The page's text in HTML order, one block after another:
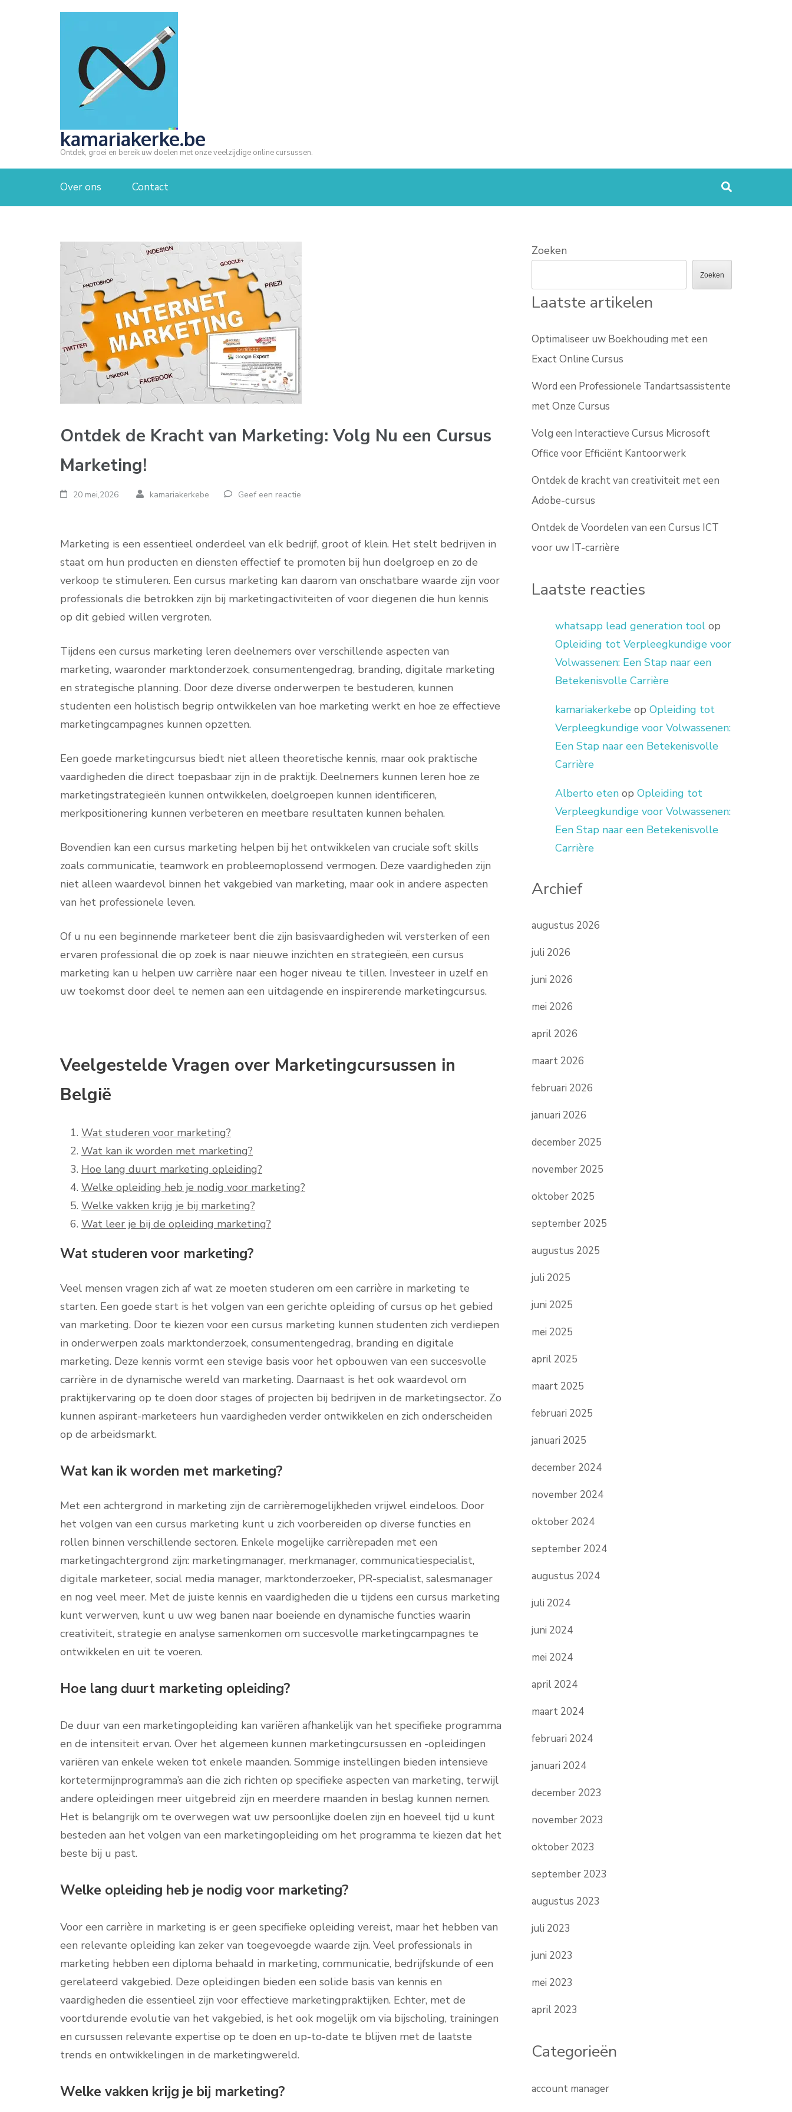
kamariakerke.be
Ontdek, groei en bereik uw doelen met onze veelzijdige online cursussen.
Over ons Contact
Ontdek de Kracht van Marketing: Volg Nu een Cursus
Marketing!
20 mei,2026 kamariakerkebe Geef een reactie
Marketing is een essentieel onderdeel van elk bedrijf, groot of klein. Het stelt bedrijven in
staat om hun producten en diensten effectief te promoten bij hun doelgroep en zo de
verkoop te stimuleren. Een cursus marketing kan daarom van onschatbare waarde zijn voor
professionals die betrokken zijn bij marketingactiviteiten of voor diegenen die hun kennis
op dit gebied willen vergroten.
Tijdens een cursus marketing leren deelnemers over verschillende aspecten van
marketing, waaronder marktonderzoek, consumentengedrag, branding, digitale marketing
en strategische planning. Door deze diverse onderwerpen te bestuderen, kunnen
studenten een holistisch begrip ontwikkelen van hoe marketing werkt en hoe ze effectieve
marketingcampagnes kunnen opzetten.
Een goede marketingcursus biedt niet alleen theoretische kennis, maar ook praktische
vaardigheden die direct toepasbaar zijn in de praktijk. Deelnemers kunnen leren hoe ze
marketingstrategieën kunnen ontwikkelen, doelgroepen kunnen identificeren,
merkpositionering kunnen verbeteren en meetbare resultaten kunnen behalen.
Bovendien kan een cursus marketing helpen bij het ontwikkelen van cruciale soft skills
zoals communicatie, teamwork en probleemoplossend vermogen. Deze vaardigheden zijn
niet alleen waardevol binnen het vakgebied van marketing, maar ook in andere aspecten
van het professionele leven.
Of u nu een beginnende marketeer bent die zijn basisvaardigheden wil versterken of een
ervaren professional die op zoek is naar nieuwe inzichten en strategieën, een cursus
marketing kan u helpen uw carrière naar een hoger niveau te tillen. Investeer in uzelf en
uw toekomst door deel te nemen aan een uitdagende en inspirerende marketingcursus.
Veelgestelde Vragen over Marketingcursussen in
België
Wat studeren voor marketing?
Wat kan ik worden met marketing?
Hoe lang duurt marketing opleiding?
Welke opleiding heb je nodig voor marketing?
Welke vakken krijg je bij marketing?
Wat leer je bij de opleiding marketing?
Wat studeren voor marketing?
Veel mensen vragen zich af wat ze moeten studeren om een carrière in marketing te
starten. Een goede start is het volgen van een gerichte opleiding of cursus op het gebied
van marketing. Door te kiezen voor een cursus marketing kunnen studenten zich verdiepen
in onderwerpen zoals marktonderzoek, consumentengedrag, branding en digitale
marketing. Deze kennis vormt een stevige basis voor het opbouwen van een succesvolle
carrière in de dynamische wereld van marketing. Daarnaast is het ook waardevol om
praktijkervaring op te doen door stages of projecten bij bedrijven in de marketingsector. Zo
kunnen aspirant-marketeers hun vaardigheden verder ontwikkelen en zich onderscheiden
op de arbeidsmarkt.
Wat kan ik worden met marketing?
Met een achtergrond in marketing zijn de carrièremogelijkheden vrijwel eindeloos. Door
het volgen van een cursus marketing kunt u zich voorbereiden op diverse functies en
rollen binnen verschillende sectoren. Enkele mogelijke carrièrepaden met een
marketingachtergrond zijn: marketingmanager, merkmanager, communicatiespecialist,
digitale marketeer, social media manager, marktonderzoeker, PR-specialist, salesmanager
en nog veel meer. Met de juiste kennis en vaardigheden die u tijdens een cursus marketing
kunt verwerven, kunt u uw weg banen naar boeiende en dynamische functies waarin
creativiteit, strategie en analyse samenkomen om succesvolle marketingcampagnes te
ontwikkelen en uit te voeren.
Hoe lang duurt marketing opleiding?
De duur van een marketingopleiding kan variëren afhankelijk van het specifieke programma
en de intensiteit ervan. Over het algemeen kunnen marketingcursussen en -opleidingen
variëren van enkele weken tot enkele maanden. Sommige instellingen bieden intensieve
kortetermijnprogramma’s aan die zich richten op specifieke aspecten van marketing, terwijl
andere opleidingen meer uitgebreid zijn en meerdere maanden in beslag kunnen nemen.
Het is belangrijk om te overwegen wat uw persoonlijke doelen zijn en hoeveel tijd u kunt
besteden aan het volgen van een marketingopleiding om het programma te kiezen dat het
beste bij u past.
Welke opleiding heb je nodig voor marketing?
Voor een carrière in marketing is er geen specifieke opleiding vereist, maar het hebben van
een relevante opleiding kan zeker van toegevoegde waarde zijn. Veel professionals in
marketing hebben een diploma behaald in marketing, communicatie, bedrijfskunde of een
gerelateerd vakgebied. Deze opleidingen bieden een solide basis van kennis en
vaardigheden die essentieel zijn voor effectieve marketingpraktijken. Echter, met de
voortdurende evolutie van het vakgebied, is het ook mogelijk om via bijscholing, trainingen
en cursussen relevante expertise op te doen en up-to-date te blijven met de laatste
trends en ontwikkelingen in de marketingwereld.
Welke vakken krijg je bij marketing?
Zoeken
Zoeken
Laatste artikelen
Optimaliseer uw Boekhouding met een
Exact Online Cursus
Word een Professionele Tandartsassistente
met Onze Cursus
Volg een Interactieve Cursus Microsoft
Office voor Efficiënt Kantoorwerk
Ontdek de kracht van creativiteit met een
Adobe-cursus
Ontdek de Voordelen van een Cursus ICT
voor uw IT-carrière
Laatste reacties
whatsapp lead generation tool op
Opleiding tot Verpleegkundige voor
Volwassenen: Een Stap naar een
Betekenisvolle Carrière
kamariakerkebe opOpleiding tot
Verpleegkundige voor Volwassenen:
Een Stap naar een Betekenisvolle
Carrière
Alberto eten opOpleiding tot
Verpleegkundige voor Volwassenen:
Een Stap naar een Betekenisvolle
Carrière
Archief
augustus 2026
juli 2026
juni 2026
mei 2026
april 2026
maart 2026
februari 2026
januari 2026
december 2025
november 2025
oktober 2025
september 2025
augustus 2025
juli 2025
juni 2025
mei 2025
april 2025
maart 2025
februari 2025
januari 2025
december 2024
november 2024
oktober 2024
september 2024
augustus 2024
juli 2024
juni 2024
mei 2024
april 2024
maart 2024
februari 2024
januari 2024
december 2023
november 2023
oktober 2023
september 2023
augustus 2023
juli 2023
juni 2023
mei 2023
april 2023
Categorieën
account manager